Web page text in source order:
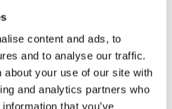
content and ads, to
and to analyse our traffic.
about your use of our site with
and analytics partners who
that you’ve